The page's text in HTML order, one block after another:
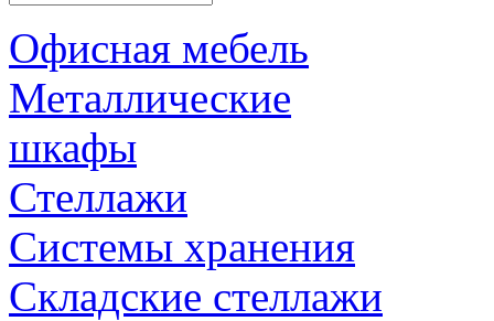
Офисная мебель
Металлические
шкафы
Стеллажи
Системы хранения
Складские стеллажи